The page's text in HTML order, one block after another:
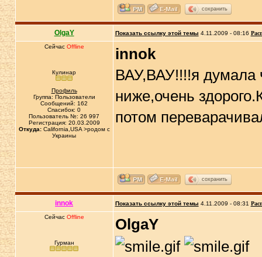
сохранить
OlgaY Показать ссылку этой темы 4.11.2009 - 08:16
Сейчас Offline
Кулинар
Профиль
Группа: Пользователи
Сообщений: 162
Спасибок: 0
Пользователь №: 26 997
Регистрация: 20.03.2009
Откуда:California,USA >родом с
Украины
innok
ВАУ,ВАУ!!!!я думала
ниже,очень
потом
сохранить
innok Показать ссылку этой темы 4.11.2009 - 08:31
Сейчас Offline
Гурман
OlgaY